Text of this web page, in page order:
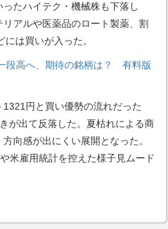
たハイテク・機械株も下落し
アルや医薬品のロート製薬、割
は買いが入った。
段高へ、期待の銘柄は？ 有料版
円と買い優勢の流れだった
が出て反落した。夏枯れによる商
向感が出にくい展開となった。
米雇用統計を控えた様子見ムード